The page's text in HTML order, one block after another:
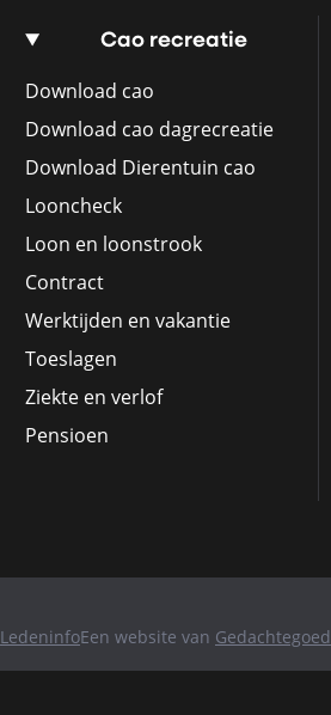
Cao recreatie
Download cao
Download cao dagrecreatie
Download Dierentuin cao
Looncheck
Loon en loonstrook
Contract
Werktijden en vakantie
Toeslagen
Ziekte en verlof
Pensioen
LedeninfoEen website van Gedachtegoed